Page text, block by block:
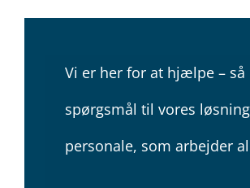
Vi er her for at hjælpe –
spørgsmål til vores
personale, som arbejder